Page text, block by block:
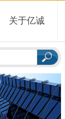
关于亿诚